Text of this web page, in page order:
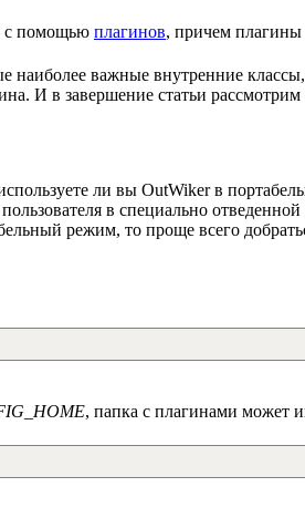
с помощью плагинов, причем плагины
наиболее важные внутренние
И в завершение статьи
ли вы OutWiker в
в специально
режим, то проще всего
, папка с плагинами может